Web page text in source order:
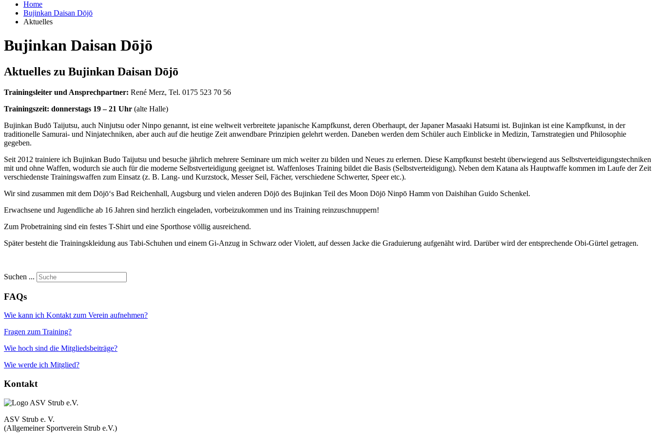
Home
Bujinkan Daisan Dōjō
Aktuelles
Bujinkan Daisan Dōjō
Aktuelles zu Bujinkan Daisan Dōjō
Trainingsleiter und Ansprechpartner: René Merz, Tel. 0175 523 70 56
Trainingszeit: donnerstags 19 – 21 Uhr (alte Halle)
Bujinkan Budō Taijutsu, auch Ninjutsu oder Ninpo genannt, ist eine weltweit verbreitete japanische Kampfkunst, deren Oberhaupt, der Japaner Masaaki Hatsumi ist. Bujinkan ist eine Kampfkunst, in der
traditionelle Samurai- und Ninjatechniken, aber auch auf die heutige Zeit anwendbare Prinzipien gelehrt werden. Daneben werden dem Schüler auch Einblicke in Medizin, Tarnstrategien und Philosophie
gegeben.
Seit 2012 trainiere ich Bujinkan Budo Taijutsu und besuche jährlich mehrere Seminare um mich weiter zu bilden und Neues zu erlernen. Diese Kampfkunst besteht überwiegend aus Selbstverteidigungstechniken
mit und ohne Waffen, wodurch sie auch für die moderne Selbstverteidigung geeignet ist. Waffenloses Training bildet die Basis (Selbstverteidigung). Neben dem Katana als Hauptwaffe kommen im Laufe der Zeit
verschiedenste Trainingswaffen zum Einsatz (z. B. Lang- und Kurzstock, Messer Seil, Fächer, verschiedene Schwerter, Speer etc.).
Wir sind zusammen mit dem Dōjō‘s Bad Reichenhall, Augsburg und vielen anderen Dōjō des Bujinkan Teil des Moon Dōjō Ninpō Hamm von Daishihan Guido Schenkel.
Erwachsene und Jugendliche ab 16 Jahren sind herzlich eingeladen, vorbeizukommen und ins Training reinzuschnuppern!
Zum Probetraining sind ein festes T-Shirt und eine Sporthose völlig ausreichend.
Später besteht die Trainingskleidung aus Tabi-Schuhen und einem Gi-Anzug in Schwarz oder Violett, auf dessen Jacke die Graduierung aufgenäht wird. Darüber wird der entsprechende Obi-Gürtel getragen.
Suchen ...
FAQs
Wie kann ich Kontakt zum Verein aufnehmen?
Fragen zum Training?
Wie hoch sind die Mitgliedsbeiträge?
Wie werde ich Mitglied?
Kontakt
ASV Strub e. V.
(Allgemeiner Sportverein Strub e.V.)